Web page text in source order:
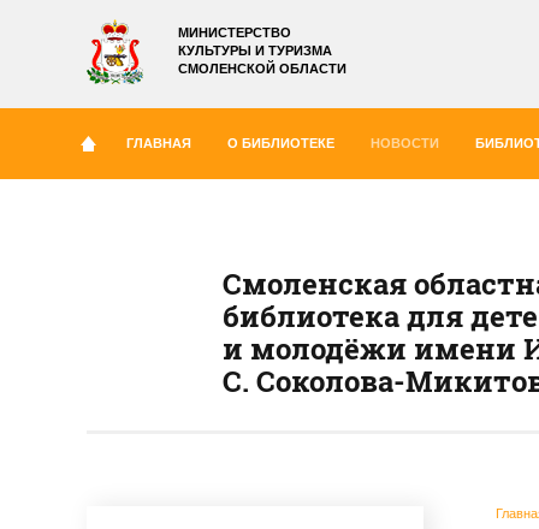
МИНИСТЕРСТВО
КУЛЬТУРЫ И ТУРИЗМА
СМОЛЕНСКОЙ ОБЛАСТИ
ГЛАВНАЯ О БИБЛИОТЕКЕ НОВОСТИ
Смоленская
библиотека для
и молодёжи имени
С. Соколова-